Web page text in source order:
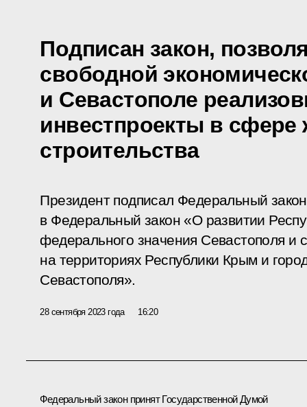
Подписан закон,
свободной
и Севастополе
инвестпроекты в
строительства
Президент подписал Федеральный
в Федеральный закон «О развитии
федерального значения Севастополя и
на территориях Республики Крым и
Севастополя».
28 сентября 2023 года 16:20
Федеральный закон принят Государственной Думой